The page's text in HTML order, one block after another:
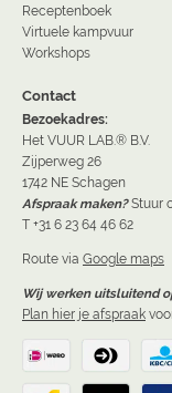
Receptenboek
Virtuele kampvuur
Workshops
Contact
Bezoekadres:
Het VUUR LAB.® B.V.
Zijperweg 26
1742 NE Schagen
Afspraak maken? Stuur
T +31 6 23 64 46 62
Route via Google maps
Wij werken uitsluitend
Plan hier je afspraak